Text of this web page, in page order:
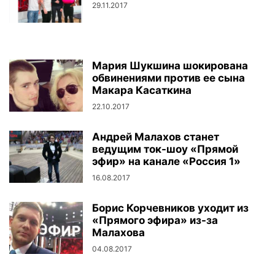
29.11.2017
Мария Шукшина шокирована
обвинениями против ее сына
Макара Касаткина
22.10.2017
Андрей Малахов станет
ведущим ток-шоу «Прямой
эфир» на канале «Россия 1»
16.08.2017
Борис Корчевников уходит из
«Прямого эфира» из-за
Малахова
04.08.2017